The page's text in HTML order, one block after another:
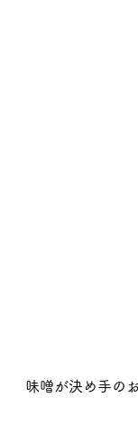
味噌が決め手の